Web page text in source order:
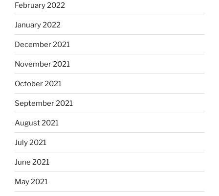
February 2022
January 2022
December 2021
November 2021
October 2021
September 2021
August 2021
July 2021
June 2021
May 2021